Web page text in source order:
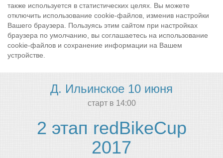
также используется в статистических целях. Вы можете
отключить использование cookie-файлов, изменив настройки
Вашего браузера. Пользуясь этим сайтом при настройках
браузера по умолчанию, вы соглашаетесь на использование
cookie-файлов и сохранение информации на Вашем
устройстве.
Д. Ильинское 10 июня
cтарт в 14:00
2 этап redBikeCup
2017